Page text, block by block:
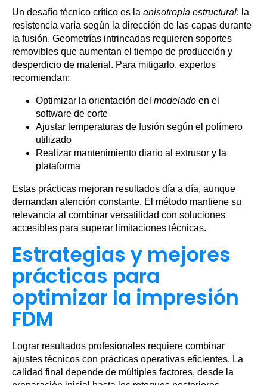
Un desafío técnico crítico es la anisotropía estructural: la
resistencia varía según la dirección de las capas durante
la fusión. Geometrías intrincadas requieren soportes
removibles que aumentan el tiempo de producción y
desperdicio de material. Para mitigarlo, expertos
recomiendan:
Optimizar la orientación del modelado en el
software de corte
Ajustar temperaturas de fusión según el polímero
utilizado
Realizar mantenimiento diario al extrusor y la
plataforma
Estas prácticas mejoran resultados día a día, aunque
demandan atención constante. El método mantiene su
relevancia al combinar versatilidad con soluciones
accesibles para superar limitaciones técnicas.
Estrategias y mejores
prácticas para
optimizar la impresión
FDM
Lograr resultados profesionales requiere combinar
ajustes técnicos con prácticas operativas eficientes. La
calidad final depende de múltiples factores, desde la